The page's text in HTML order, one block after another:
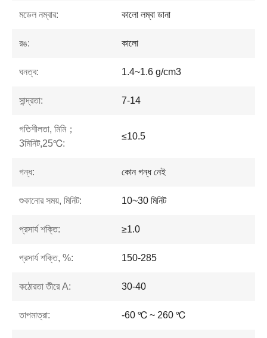
মডেল নম্বার: কালো লম্বা ডানা
রঙ: কালো
ঘনত্ব: 1.4~1.6 g/cm3
সান্দ্রতা: 7-14
গতিশীলতা, মিমি；
3মিনিট,25℃:
≤10.5
গন্ধ: কোন গন্ধ নেই
শুকানোর সময়, মিনিট: 10~30 মিনিট
প্রসার্য শক্তি: ≥1.0
প্রসার্য শক্তি, %: 150-285
কঠোরতা তীরে A: 30-40
তাপমাত্রা: -60 ℃ ~ 260 ℃